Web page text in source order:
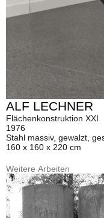
ALF LECHNER
Flächenkonstruktion XXI
1976
Stahl massiv, gewalzt,
160 x 160 x 220 cm
Weitere Arbeiten